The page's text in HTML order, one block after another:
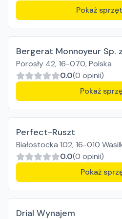
Pokaż
Bergerat Monnoyeur Sp.
Porosły 42, 16-070, Polska
0.0(0 opinii)
Pokaż
Perfect-Ruszt
Białostocka 102, 16-010
0.0(0 opinii)
Pokaż
Drial Wynajem